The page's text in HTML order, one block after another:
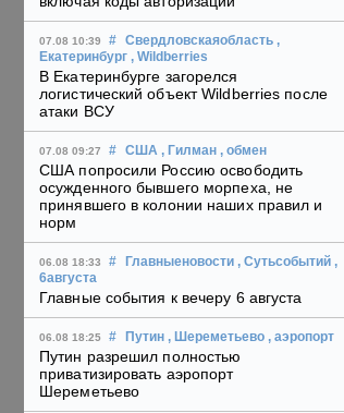
07.08 10:39 # Свердловскаяобласть ,
Екатеринбург , Wildberries
В Екатеринбурге загорелся
логистический объект Wildberries после
атаки ВСУ
07.08 09:27 # США , Гилман , обмен
США попросили Россию освободить
осужденного бывшего морпеха, не
принявшего в колонии наших правил и
норм
06.08 18:33 # Главныеновости , Сутьсобытий ,
6августа
Главные события к вечеру 6 августа
06.08 18:25 # Путин , Шереметьево , аэропорт
Путин разрешил полностью
приватизировать аэропорт
Шереметьево